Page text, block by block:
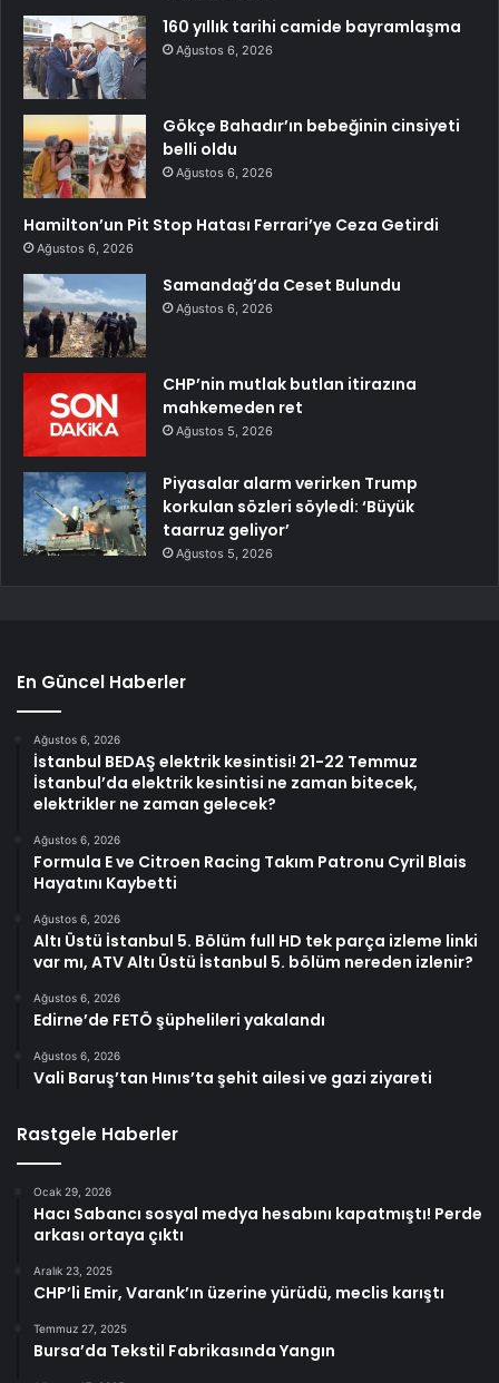
160 yıllık tarihi camide bayramlaşma
Ağustos 6, 2026
Gökçe Bahadır’ın bebeğinin cinsiyeti
belli oldu
Ağustos 6, 2026
Hamilton’un Pit Stop Hatası Ferrari’ye Ceza Getirdi
Ağustos 6, 2026
Samandağ’da Ceset Bulundu
Ağustos 6, 2026
CHP’nin mutlak butlan itirazına
mahkemeden ret
Ağustos 5, 2026
Piyasalar alarm verirken Trump
korkulan sözleri söyledİ: ‘Büyük
taarruz geliyor’
Ağustos 5, 2026
En Güncel Haberler
Ağustos 6, 2026
İstanbul BEDAŞ elektrik kesintisi! 21-22 Temmuz
İstanbul’da elektrik kesintisi ne zaman bitecek,
elektrikler ne zaman gelecek?
Ağustos 6, 2026
Formula E ve Citroen Racing Takım Patronu Cyril Blais
Hayatını Kaybetti
Ağustos 6, 2026
Altı Üstü İstanbul 5. Bölüm full HD tek parça izleme linki
var mı, ATV Altı Üstü İstanbul 5. bölüm nereden izlenir?
Ağustos 6, 2026
Edirne’de FETÖ şüphelileri yakalandı
Ağustos 6, 2026
Vali Baruş’tan Hınıs’ta şehit ailesi ve gazi ziyareti
Rastgele Haberler
Ocak 29, 2026
Hacı Sabancı sosyal medya hesabını kapatmıştı! Perde
arkası ortaya çıktı
Aralık 23, 2025
CHP’li Emir, Varank’ın üzerine yürüdü, meclis karıştı
Temmuz 27, 2025
Bursa’da Tekstil Fabrikasında Yangın